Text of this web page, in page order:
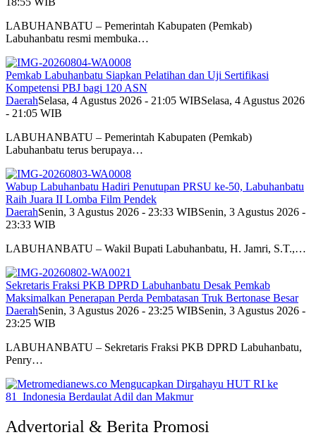
LABUHANBATU – Pemerintah Kabupaten (Pemkab)
Labuhanbatu resmi membuka…
Pemkab Labuhanbatu Siapkan Pelatihan dan Uji Sertifikasi
Kompetensi PBJ bagi 120 ASN
DaerahSelasa, 4 Agustus 2026 - 21:05 WIBSelasa, 4 Agustus 2026
- 21:05 WIB
LABUHANBATU – Pemerintah Kabupaten (Pemkab)
Labuhanbatu terus berupaya…
Wabup Labuhanbatu Hadiri Penutupan PRSU ke-50, Labuhanbatu
Raih Juara II Lomba Film Pendek
DaerahSenin, 3 Agustus 2026 - 23:33 WIBSenin, 3 Agustus 2026 -
23:33 WIB
LABUHANBATU – Wakil Bupati Labuhanbatu, H. Jamri, S.T.,…
Sekretaris Fraksi PKB DPRD Labuhanbatu Desak Pemkab
Maksimalkan Penerapan Perda Pembatasan Truk Bertonase Besar
DaerahSenin, 3 Agustus 2026 - 23:25 WIBSenin, 3 Agustus 2026 -
23:25 WIB
LABUHANBATU – Sekretaris Fraksi PKB DPRD Labuhanbatu,
Penry…
Advertorial & Berita Promosi